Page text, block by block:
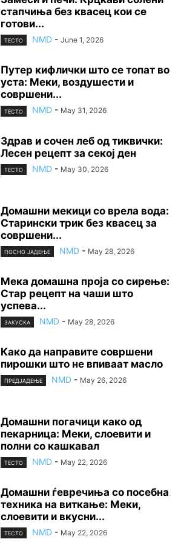
стапчиња без квасец кои се
готови...
ТЕСТО NMD - June 1, 2026
Путер кифлички што се топат во
уста: Меки, воздушести и
совршени...
ТЕСТО NMD - May 31, 2026
Здрав и сочен леб од тиквички:
Лесен рецепт за секој ден
ТЕСТО NMD - May 30, 2026
Домашни мекици со врела вода:
Старински трик без квасец за
совршени...
ПОСНО ЈАДЕЊЕ NMD - May 28, 2026
Мека домашна проја со сирење:
Стар рецепт на чаши што
успева...
ЗАКУСКА NMD - May 28, 2026
Како да направите совршени
пирошки што не впиваат масло
ПРЕДЈАДЕЊЕ NMD - May 26, 2026
Домашни погачици како од
пекарница: Меки, слоевити и
полни со кашкавал
ТЕСТО NMD - May 22, 2026
Домашни ѓевречиња со посебна
техника на виткање: Меки,
слоевити и вкусни...
ТЕСТО NMD - May 22, 2026